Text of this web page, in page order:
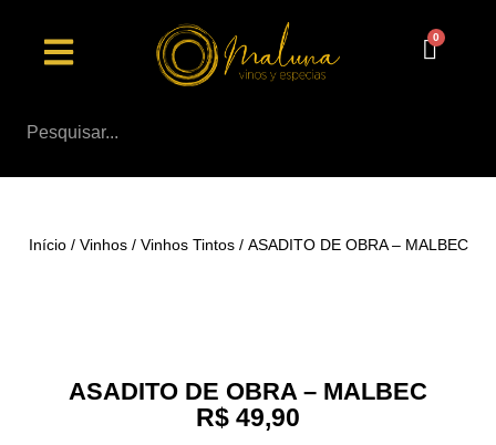
Menu
Início/ Vinhos/ Vinhos Tintos/ ASADITO DE OBRA – MALBEC
ASADITO DE OBRA – MALBEC
R$ 49,90